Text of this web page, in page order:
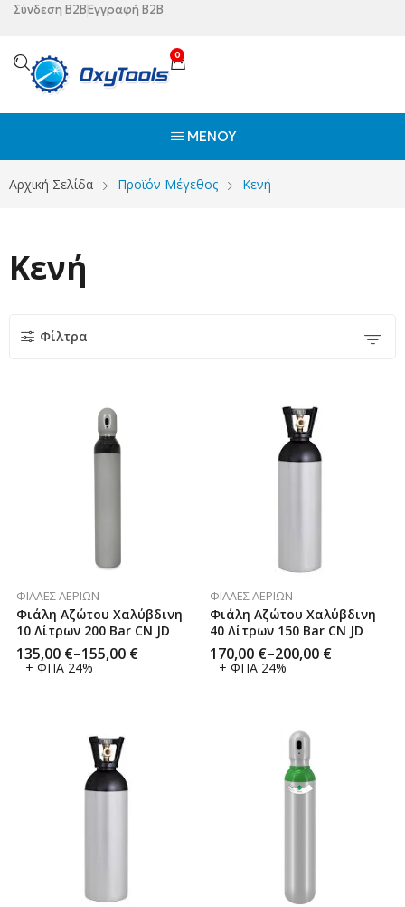
Σύνδεση B2BΕγγραφή B2B
0
ΜΕΝΟΎ
Αρχική Σελίδα Προϊόν Μέγεθος Κενή
Κενή
Φίλτρα
ΦΙΆΛΕΣ ΑΕΡΊΩΝ
Φιάλη Αζώτου Χαλύβδινη
10 Λίτρων 200 Bar CN JD
135,00 €–155,00 €
+ ΦΠΑ 24%
ΦΙΆΛΕΣ ΑΕΡΊΩΝ
Φιάλη Αζώτου Χαλύβδινη
40 Λίτρων 150 Bar CN JD
170,00 €–200,00 €
+ ΦΠΑ 24%